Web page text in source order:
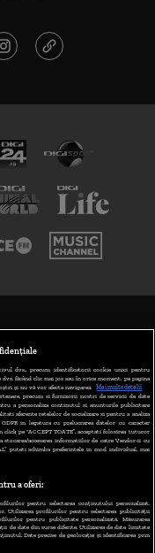
dvs., precum identificatorii cookie unici pentru
făcând clic mai jos sau în orice moment, pe pagina
și nu vă vor afecta navigarea.
Mai multe detalii
precum si furnizorii nostri de servicii de date
a personaliza continutul si anunturile publicitare
aferente retelelor de socializare si pentru a analiza
in legatura cu prelucrarea datelor cu caracter
click pe “ACCEPT TOATE”, acceptati folosirea tuturor
accesarea informatiilor de catre Vendor-ii cu
puteti schimba preferintele in mod individual, mai
a oferi:
pentru selectarea conținutului personalizat.
Utilizarea profilurilor pentru selectarea publicității
pentru publicitate personalizată. Măsurarea
de date din surse diferite. Utilizarea de date limitate
Date precise de geolocație și identificarea prin